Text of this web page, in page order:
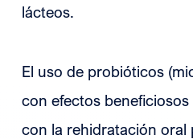
lácteos.
El uso de probióticos
con efectos
con la rehidratación oral